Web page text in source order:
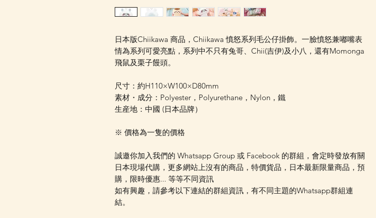
日本版Chiikawa 商品，Chiikawa 憤怒系列毛公仔掛飾。一臉憤怒兼嘟嘴表
情為系列可愛亮點，系列中不只有兔哥、Chii(吉伊)及小八，還有Momonga
飛鼠及栗子饅頭。
尺寸：約H110×W100×D80mm
素材・成分：Polyester，Polyurethane，Nylon，鐵
生産地：中國 (日本品牌）
※ 價格為一隻的價格
誠邀你加入我們的 Whatsapp Group 或 Facebook 的群組，會定時發放有關
日本現場代購，更多網站上沒有的商品，特價貨品，日本最新限量商品，預
購，限時優惠... 等等不同資訊
如有興趣，請參考以下連結的群組資訊，有不同主題的Whatsapp群組連
結。